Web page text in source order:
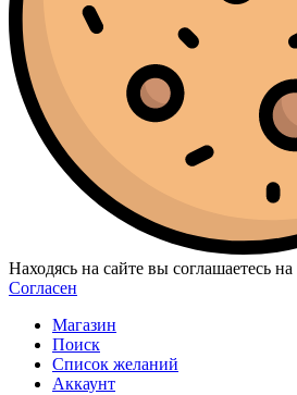
Находясь на сайте вы соглашаетесь
Согласен
Магазин
Поиск
Список желаний
Аккаунт